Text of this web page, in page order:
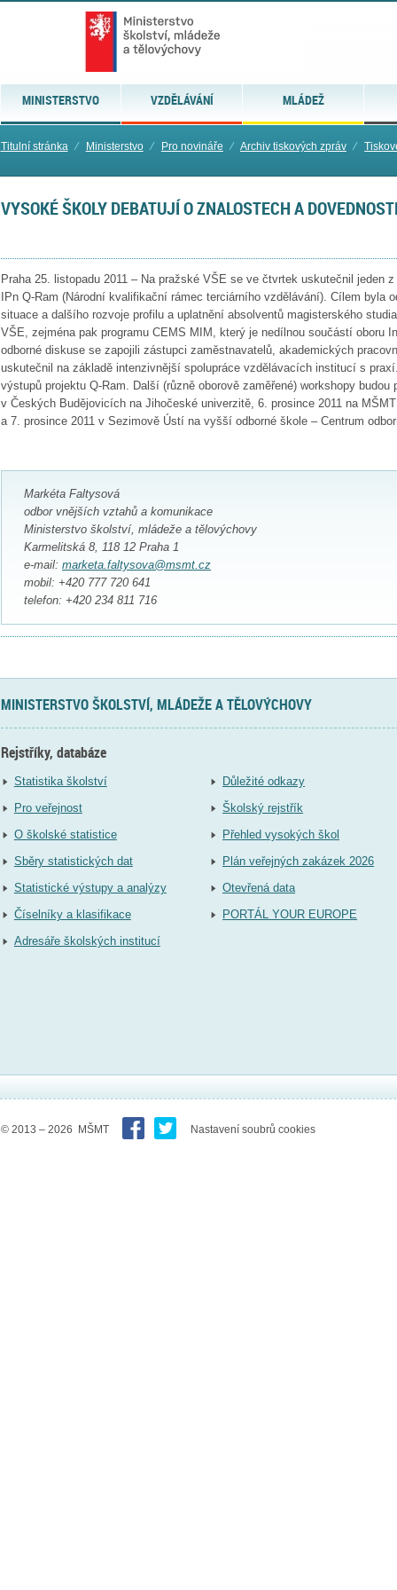
MINISTERSTVO VZDĚLÁVÁNÍ MLÁDEŽ
Titulní stránka ⁄ Ministerstvo ⁄ Pro novináře ⁄ Archiv tiskových zpráv ⁄
VYSOKÉ ŠKOLY DEBATUJÍ O ZNALOSTECH A
Praha 25. listopadu 2011 – Na pražské VŠE se ve čtvrtek uskutečnil jeden
IPn Q-Ram (Národní kvalifikační rámec terciárního vzdělávání). Cílem byla
situace a dalšího rozvoje profilu a uplatnění absolventů magisterského
VŠE, zejména pak programu CEMS MIM, který je nedílnou součástí oboru
odborné diskuse se zapojili zástupci zaměstnavatelů, akademických
uskutečnil na základě intenzivnější spolupráce vzdělávacích institucí s
výstupů projektu Q-Ram. Další (různě oborově zaměřené) workshopy budou
v Českých Budějovicích na Jihočeské univerzitě, 6. prosince 2011 na
a 7. prosince 2011 v Sezimově Ústí na vyšší odborné škole – Centrum
Markéta Faltysová
odbor vnějších vztahů a komunikace
Ministerstvo školství, mládeže a tělovýchovy
Karmelitská 8, 118 12 Praha 1
e-mail:marketa.faltysova@msmt.cz
mobil: +420 777 720 641
telefon: +420 234 811 716
MINISTERSTVO ŠKOLSTVÍ, MLÁDEŽE A TĚLOVÝCHOVY
Rejstříky, databáze
Statistika školství
Pro veřejnost
O školské statistice
Sběry statistických dat
Statistické výstupy a analýzy
Číselníky a klasifikace
Adresáře školských institucí
Důležité odkazy
Školský rejstřík
Přehled vysokých škol
Plán veřejných zakázek 2026
Otevřená data
PORTÁL YOUR EUROPE
© 2013 – 2026 MŠMT Nastavení soubrů cookies